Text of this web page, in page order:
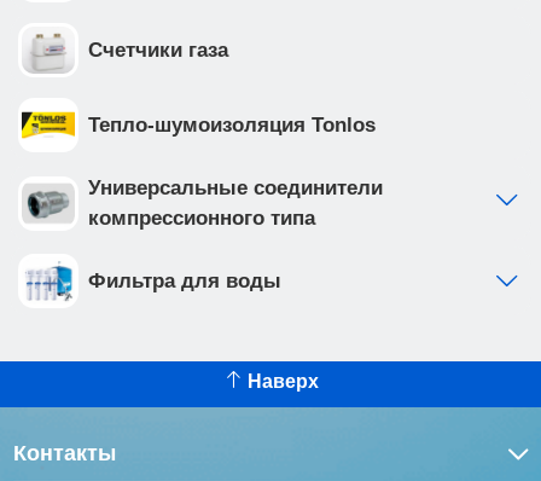
Счетчики газа
Тепло-шумоизоляция Tonlos
Универсальные соединители
компрессионного типа
Фильтра для воды
Наверх
Контакты